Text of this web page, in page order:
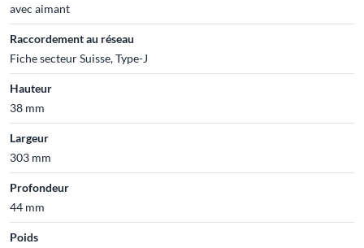
avec aimant
Raccordement au réseau
Fiche secteur Suisse, Type-J
Hauteur
38 mm
Largeur
303 mm
Profondeur
44 mm
Poids